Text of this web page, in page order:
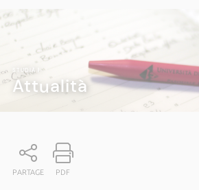
STUDIÀ
Attualità
PARTAGE PDF